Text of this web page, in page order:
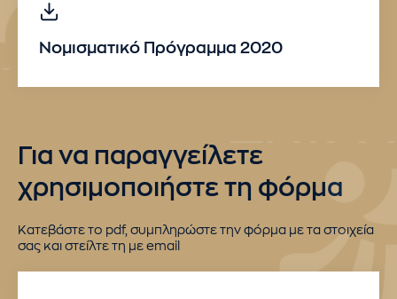
Νομισματικό Πρόγραμμα 2020
Για να παραγγείλετε
χρησιμοποιήστε τη φόρμα
Κατεβάστε το pdf, συμπληρώστε την φόρμα με τα στοιχεία
σας και στείλτε τη με email